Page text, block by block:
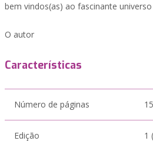
bem vindos(as) ao fascinante
O autor
Características
Número de páginas
Edição 1